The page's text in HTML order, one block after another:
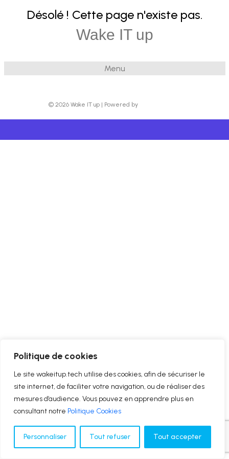
Politique de cookies
Le site wakeitup.tech utilise des cookies, afin de sécuriser le
site internet, de faciliter votre navigation, ou de réaliser des
mesures d’audience. Vous pouvez en apprendre plus en
consultant notre Politique Cookies
Personnaliser Tout refuser Tout accepter
Wake IT up
Menu
Désolé ! Cette page n'existe pas.
© 2026 Wake IT up | Powered by